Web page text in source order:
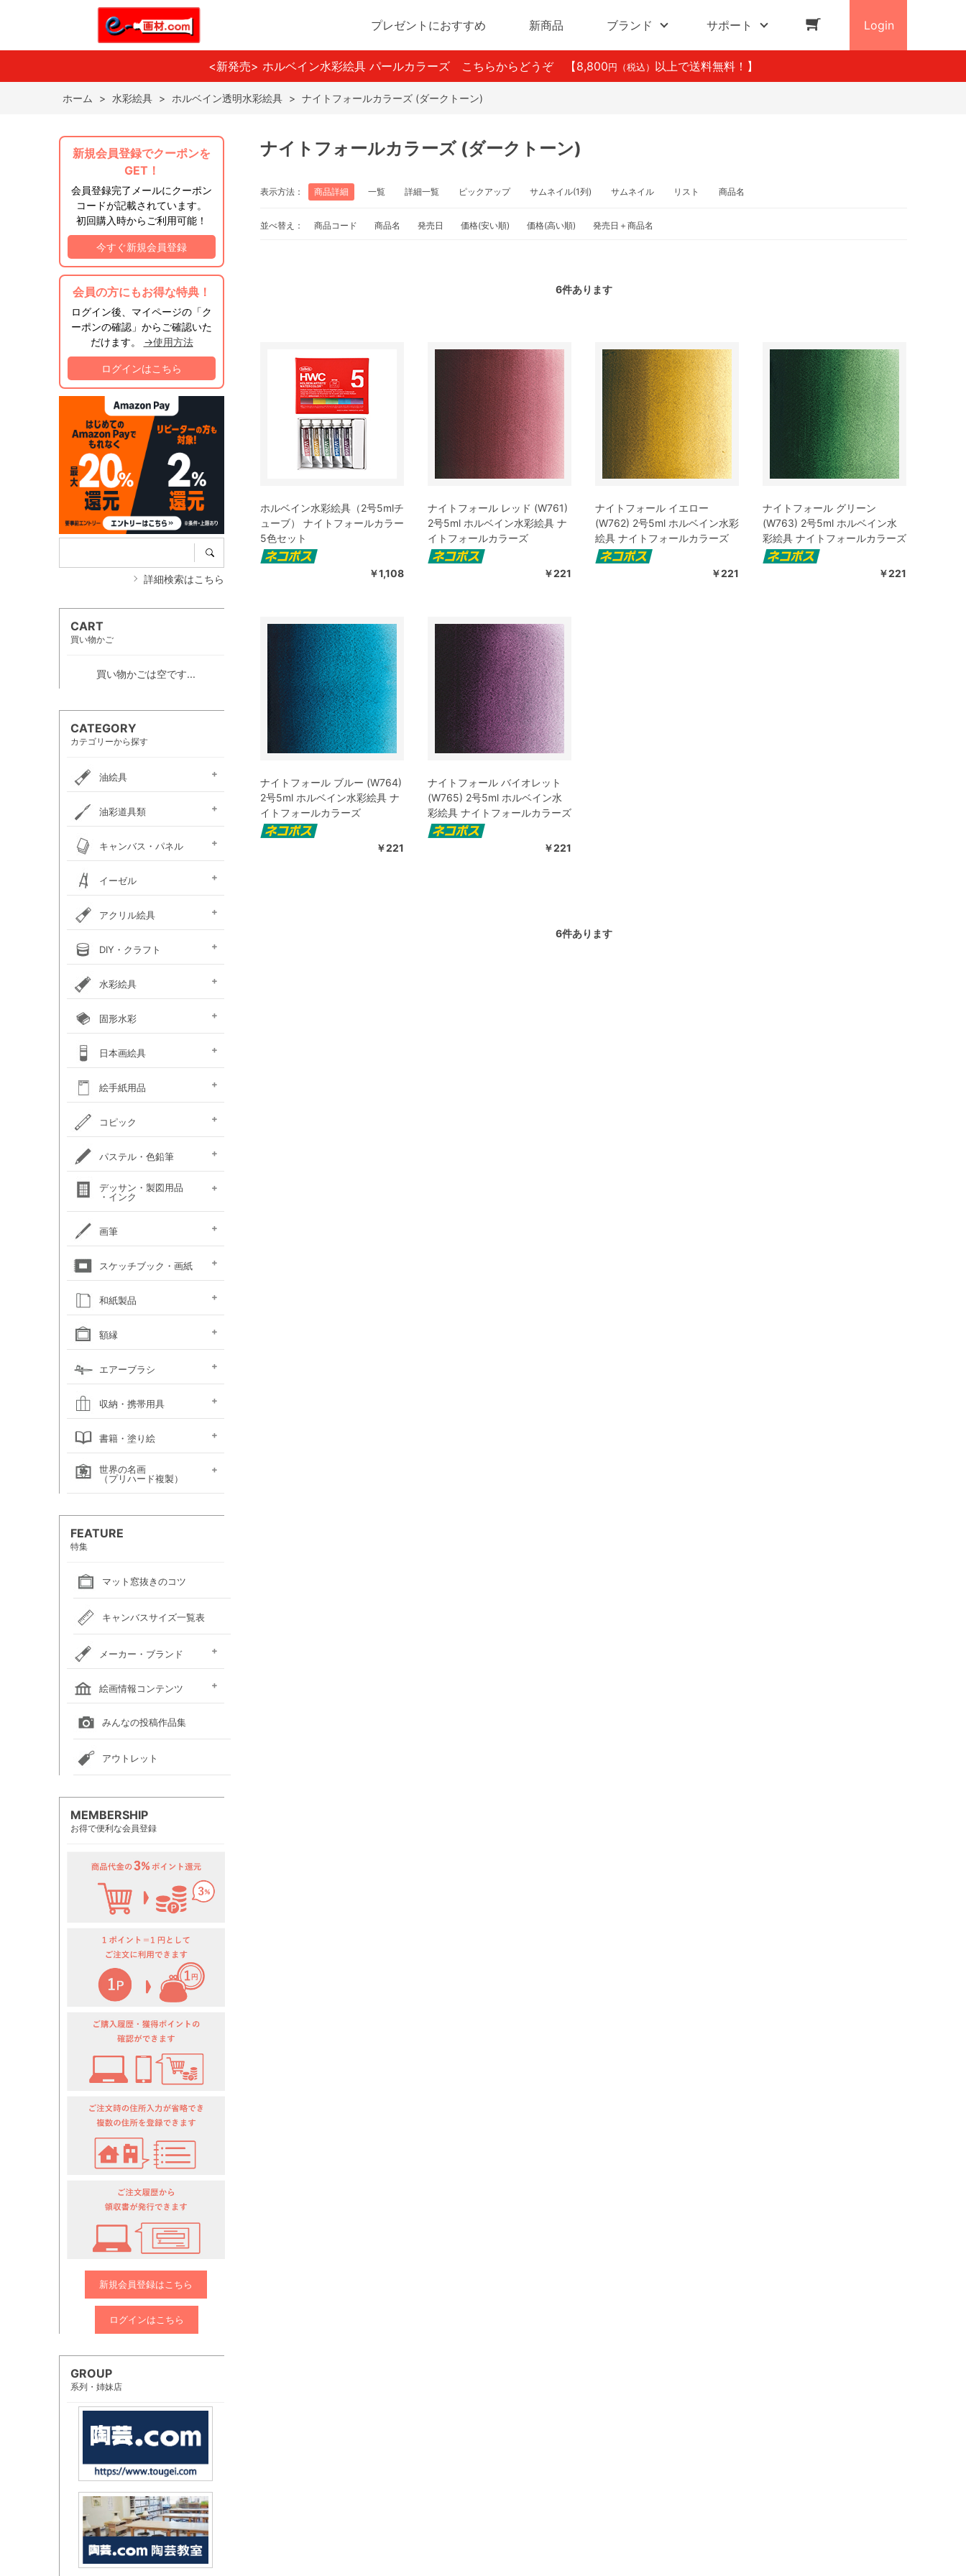
プレゼントにおすすめ 新商品 ブランド サポート Login
<新発売> ホルベイン水彩絵具 パールカラーズ こちらからどうぞ 【8,800 円（税込） 以上で送料無料！】
ホーム > 水彩絵具 > ホルベイン透明水彩絵具 > ナイトフォールカラーズ (ダークトーン)
新規会員登録でクーポンを
GET！
会員登録完了メールにクーポン
コードが記載されています。
初回購入時からご利用可能！
今すぐ新規会員登録
会員の方にもお得な特典！
ログイン後、マイページの「ク
ーポンの確認」からご確認いた
だけます。 →使用方法
ログインはこちら
詳細検索はこちら
CART
買い物かご
買い物かごは空です...
CATEGORY
カテゴリーから探す
油絵具
お勧めセット
アーチスト油絵具
DUO水可溶性油絵具
ヴェルネ 高品位油絵具
ホルベイン画用液
スタンダードオイルカラー
クサカベ・専門家用油絵具
ミノー油絵具
ギルド油絵具
ラスター油絵具
クサカベ画用液
マツダ・スーパー油絵具
マツダ画用液
オイルカラー AOC
W＆N画用液
レンブラント油絵具
ヴァンゴッホ油絵具
ターレンス油絵具
ターレンス画用液
ターナー・マチソン油絵具
ターナー画溶液
油彩道具類
ペインティングナイフ
ペインティングナイフ
イタリアンアートナイフ
ペンチングナイフ
パレットナイフ
カタリスト
パレット
チューブ絞り
キャンバス・パネル
張り上げキャンバス
ロールキャンバス
キャンバスボード
木枠
キャンバス張り用具
木製パネル・水貼りテープ
メタリックキャンバス
イーゼル
アトリエイーゼル
デッサンイーゼル
ディスプレイイーゼル
野外イーゼル
卓上イーゼル
イーゼルボックス
アトリエキャビネット
イーゼル用品
アクリル絵具
アクリルガッシュ絵具
ガッシュ専用メディウム
布えのぐ
ターナー・イベントカラー
絵具（レギュラー）
絵具（ソフト）
リキテックスベーシックス
リキテックスリキッド
リキテックスプライム
アクリリックプラス
リキテックスバイオベース
メディウム類
ホルベイン・アクリリック
カラー［ヘビーボディ］
アクリリックガッシュ
ホルベイン・メディウム類
ホルベイン・アクリリック
カラー ［フルイド］
ホルベイン・アクリリック
カラー ［インク］
ホルベイン・アクリリック
カラー ［イリデッセンス］
アクリリックカラー
アクリリックガッシュ
アムステルダム・アクリリ
ックカラー エキスパート
アムステルダム・アクリル
絵具メディウム／補助材
クサカベ・アキーラ
アキーラ ガッシュ
アキーラ専用 メディウ
ム
アクリル絵具廃液処理剤
ゴールデン ヘビーボデ
ィ
ゴールデン フルイド
ゴールデン ハイフロー
ゴールデン オープン
ゴールデン ソーフラッ
ト
ゴールデン メディウム
DIY・クラフト
ガラスペイント
ベトンペースト
布えのぐ
ステッチカラー
オーブン陶土
水彩絵具
セット
専門家用透明水彩絵具
ハルモニア分離水彩絵具
シングルピグメント
W＆N プロフェッショナル・
ウォーターカラー(PWC)
レンブラント水彩絵具
ゴールデン QoR(コア)
ホルベイン透明水彩絵具
絵具（ガッシュ）
メディウム・他
ダニエルスミス
ターナー・ポスターカラー
水彩道具類
マスク液
固形水彩
ウォーターカラー(PWC)
ウォーターカラー(CWC)
ホルベイン・ケーキカラー
ホルベイン・パンカラー
FINETEC(ファインテック)
ゴールデン QoR(コア)
パール固形水彩絵具
カラー固形水彩
固形透明水彩絵具
固形透明水彩絵具
プチカラー 透明固形水
彩
ダニエルスミス ハーフパ
ン
水彩道具類
日本画絵具
新岩絵具
天然岩絵具
ナカガワ水飛胡粉
吉祥水干絵具
吉祥チューブ水干絵具
吉祥 日本画用顔料
(糊剤・目止め剤)
金泥・銀泥・箔類
顔彩角皿
顔彩鉄鉢
墨彩画セット
日本画墨
日本画道具類
ナカガワ 日本画キット
呉竹 顔彩
絵手紙用品
絵手紙セット
フィス顔彩パレット
顔彩深美
絵手紙用
はがき・絵手紙帳
コピック
コピック スケッチ
コピック チャオ
コピック クラシック
コピック アクレア
ープラス
パステル・色鉛筆
パステルセット
（ハード）
パステルセット
（ソフト）
パンパステル
パステル鉛筆セット
オイルパステル・
クレパス・クレヨン
パステル・色鉛筆
関連用品
色鉛筆セット
水彩色鉛筆セット
チョークアート
デッサン・製図用品
・インク
鉛筆セット
画用木炭
モデル人形
デッサン関連用品
ロットリング
W&N ドローイングインク
画筆
油彩筆セット
油彩用ラウンド（丸筆）
（丸平筆）
油彩用フラット（平筆）
油彩用ファン（扇型）
油絵用刷毛
水彩筆セット
水彩用ラウンド（丸筆）
水彩用フラット（平筆）
（日本画・デザイン用）
（日本画・デザイン用）
（日本画・デザイン用）
（日本画・デザイン用）
（日本画・デザイン用）
（日本画・デザイン用）
（日本画・デザイン用）
（日本画・デザイン用）
化粧筆
絵手紙用筆
スケッチブック・画紙
アルシュ水彩紙
モンバルキャンソン
ファインフェース
キャンソンXL
アルビレオ水彩紙
クレスター水彩紙
フォード水彩紙
アヴァロン水彩紙
ラングトン水彩紙
ワトソン水彩紙
ホワイトワトソン水彩紙
TACスケッチブック
W&N コットマン水彩紙
ナル水彩紙
スケッチブック 並口
オリーブシリーズ厚口
メダリオン特厚口
マルマン ヴィフアール
マルマン ソーホー
マルマン 麻表紙
クロッキーブック
クレイドクロッキー
セクションクロッキー
スタンダードクロッキー
キャンソン ミ・タント
パステルワトソン
パステルマーメイド
パステルブック
ペーパーセレクション
ポストカード
カラージェッソペーパー
水彩色紙
和紙製品
和紙・絵絹・転写紙
日本画用麻紙ボールド
水墨画用紙
ファイル
芳名帳・仮巻
額縁
油彩用額縁 (木製)
仮額縁
(マット付)
(マット無し)
軽量フレーム・イレパネ
色紙額
額用金具
エアーブラシ
ハンドピース
コンプレッサー
システムパーツ（部品）
エアーブラシ関連用品
収納・携帯用具
ポートフォリオ
キャンバスバッグ
キャンバスバッグ
スケッチバッグ各種
スケッチバッグ
エプロン
書籍・塗り絵
絵画関連書籍
塗り絵
世界の名画
（プリハード複製）
FEATURE
特集
マット窓抜きのコツ
キャンバスサイズ一覧表
メーカー・ブランド
ホルベイン
クサカベ
レンブラント
ヴァンゴッホ
アムステルダム
リキテックス
ウィンザー＆ニュートン
ダーウェント
ターナー色彩
ファーバーカステル
吉祥
ナカガワ胡粉絵具
マルマン
瀬尾製額所
名村大成堂
マルオカ
すべてのメーカー・ブランド
絵画情報コンテンツ
全国の絵画教室一覧
全国の美術館一覧
全国の画廊一覧
みんなの投稿作品集
アウトレット
MEMBERSHIP
お得で便利な会員登録
新規会員登録はこちら
ログインはこちら
GROUP
系列・姉妹店
ナイトフォールカラーズ (ダークトーン)
表示方法： 商品詳細 一覧 詳細一覧 ピックアップ サムネイル(1列) サムネイル リスト 商品名
並べ替え： 商品コード 商品名 発売日 価格(安い順) 価格(高い順) 発売日＋商品名
6件あります
ホルベイン水彩絵具（2号5mlチ
ューブ） ナイトフォールカラー
5色セット
￥1,108
ナイトフォール レッド (W761)
2号5ml ホルベイン水彩絵具 ナ
イトフォールカラーズ
￥221
ナイトフォール イエロー
(W762) 2号5ml ホルベイン水彩
絵具 ナイトフォールカラーズ
￥221
ナイトフォール グリーン
(W763) 2号5ml ホルベイン水
彩絵具 ナイトフォールカラーズ
￥221
ナイトフォール ブルー (W764)
2号5ml ホルベイン水彩絵具 ナ
イトフォールカラーズ
￥221
ナイトフォール バイオレット
(W765) 2号5ml ホルベイン水
彩絵具 ナイトフォールカラーズ
￥221
6件あります